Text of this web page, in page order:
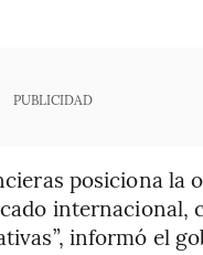
PUBLICIDAD
posiciona la
internacional,
informó el